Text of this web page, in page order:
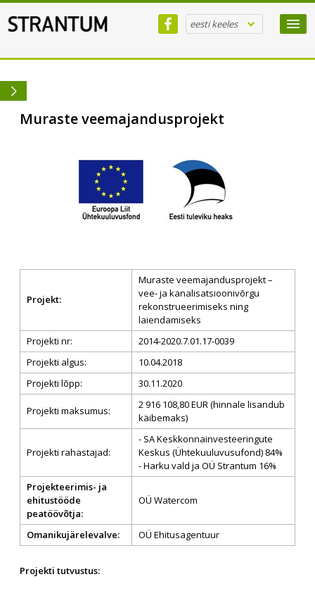
eesti keeles
Muraste veemajandusprojekt
Projekt:
Muraste veemajandusprojekt –
vee- ja kanalisatsioonivõrgu
rekonstrueerimiseks ning
laiendamiseks
Projekti nr:
2014-2020.7.01.17-0039
Projekti algus:
10.04.2018
Projekti lõpp:
30.11.2020
Projekti maksumus:
2 916 108,80 EUR (hinnale lisandub
käibemaks)
Projekti rahastajad:
- SA Keskkonnainvesteeringute
Keskus (Ühtekuuluvusufond) 84%
- Harku vald ja OÜ Strantum 16%
Projekteerimis- ja
ehitustööde
peatöövõtja:
OÜ Watercom
Omanikujärelevalve: OÜ Ehitusagentuur
Projekti tutvustus: